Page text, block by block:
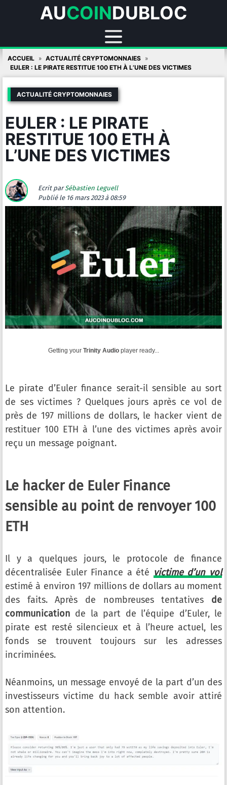
AUCOINDUBLOC
Skip
content
ACCUEIL
ACTUALITÉ CRYPTOMONNAIES
EULER : LE PIRATE RESTITUE 100 ETH À L’UNE DES VICTIMES
ACTUALITÉ CRYPTOMONNAIES
EULER : LE PIRATE
RESTITUE 100 ETH À
L’UNE DES VICTIMES
Ecrit parSébastien Leguell
Publié le 16 mars 2023 à 08:59
Getting your Trinity Audio player ready...
Le pirate d’Euler finance serait-il sensible au sort
de ses victimes ? Quelques jours après ce vol de
près de 197 millions de dollars, le hacker vient de
restituer 100 ETH à l’une des victimes après avoir
reçu un message poignant.
Le hacker de Euler Finance
sensible au point de renvoyer 100
ETH
Il y a quelques jours, le protocole de finance
décentralisée Euler Finance a été victime d’un vol
estimé à environ 197 millions de dollars au moment
des faits. Après de nombreuses tentatives de
communication de la part de l’équipe d’Euler, le
pirate est resté silencieux et à l’heure actuel, les
fonds se trouvent toujours sur les adresses
incriminées.
Néanmoins, un message envoyé de la part d’un des
investisseurs victime du hack semble avoir attiré
son attention.